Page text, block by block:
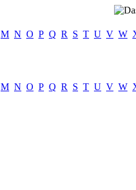
M N O P Q R S T U V W
M N O P Q R S T U V W